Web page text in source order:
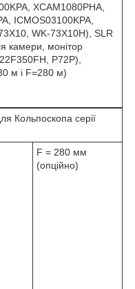
XCAM1080PHA,
ICMOS03100KPA,
WK-73X10H), SLR
камери, монітор
P72P),
м і F=280 м)
Кольпоскопа серії
F = 280 мм
(опційно)